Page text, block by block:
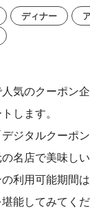
ディナー
気のクーポン
します。
ジタルクーポ
名店で美味し
利用可能期間は
能してみてくだ